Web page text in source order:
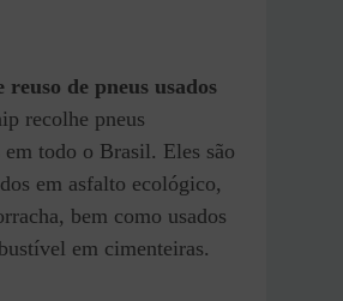
reuso de pneus usados
recolhe pneus
todo o Brasil. Eles são
em asfalto ecológico,
bem como usados
em cimenteiras.